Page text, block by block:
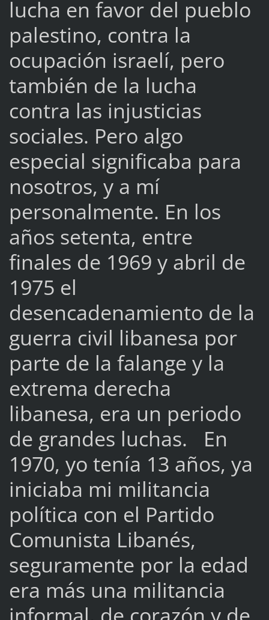
lucha en favor del pueblo
palestino, contra la
ocupación israelí, pero
también de la lucha
contra las injusticias
sociales. Pero algo
especial significaba para
nosotros, y a mí
personalmente. En los
años setenta, entre
finales de 1969 y abril de
1975 el
desencadenamiento de la
guerra civil libanesa por
parte de la falange y la
extrema derecha
libanesa, era un periodo
de grandes luchas. En
1970, yo tenía 13 años, ya
iniciaba mi militancia
política con el Partido
Comunista Libanés,
seguramente por la edad
era más una militancia